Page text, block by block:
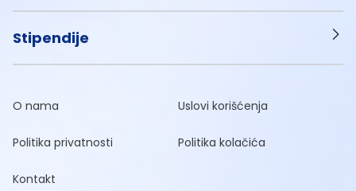
Stipendije
O nama Uslovi korišćenja
Politika privatnosti Politika kolačića
Kontakt